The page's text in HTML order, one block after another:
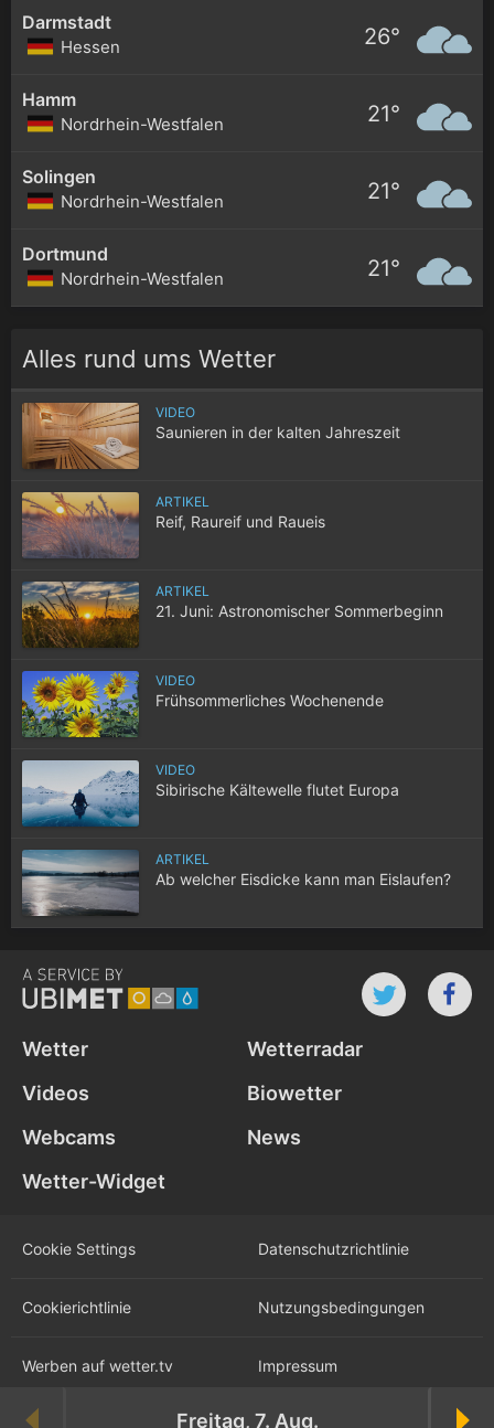
Freitag, 7. Aug.
Darmstadt
Hessen 26°
Hamm
Nordrhein-Westfalen 21°
Solingen
Nordrhein-Westfalen 21°
Dortmund
Nordrhein-Westfalen 21°
Alles rund ums Wetter
VIDEO
Saunieren in der kalten Jahreszeit
ARTIKEL
Reif, Raureif und Raueis
ARTIKEL
21. Juni: Astronomischer Sommerbeginn
VIDEO
Frühsommerliches Wochenende
VIDEO
Sibirische Kältewelle flutet Europa
ARTIKEL
Ab welcher Eisdicke kann man Eislaufen?
Wetter
Wetterradar
Videos
Biowetter
Webcams
News
Wetter-Widget
Cookie Settings Datenschutz­richtlinie
Cookie­richtlinie Nutzungs­bedingungen
Werben auf wetter.tv Impressum